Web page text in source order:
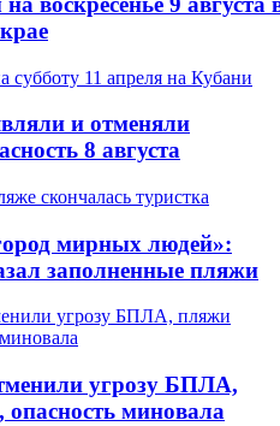
и отменяли
8 августа
мирных людей»:
заполненные пляжи
угрозу БПЛА,
миновала